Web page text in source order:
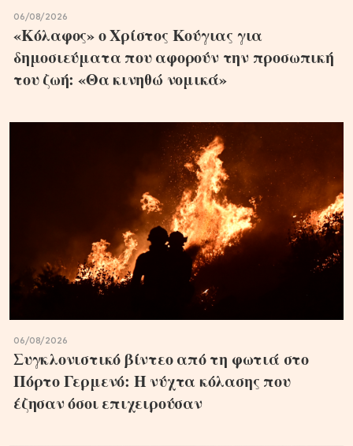
06/08/2026
«Κόλαφος» ο Χρίστος Κούγιας για
δημοσιεύματα που αφορούν την προσωπική
του ζωή: «Θα κινηθώ νομικά»
06/08/2026
Συγκλονιστικό βίντεο από τη φωτιά στο
Πόρτο Γερμενό: Η νύχτα κόλασης που
έζησαν όσοι επιχειρούσαν